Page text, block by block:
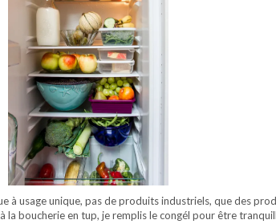
usage unique, pas de produits industriels, que des
la boucherie en tup, je remplis le congél pour être